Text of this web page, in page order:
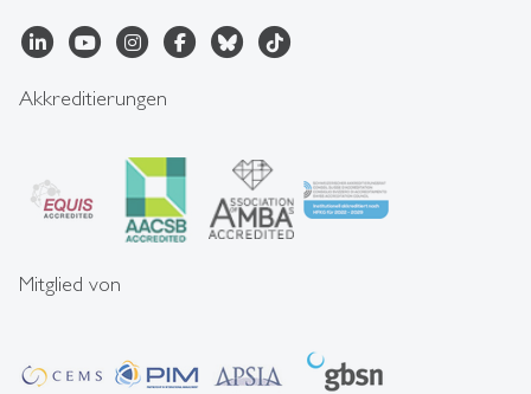
Akkreditierungen
Mitglied von